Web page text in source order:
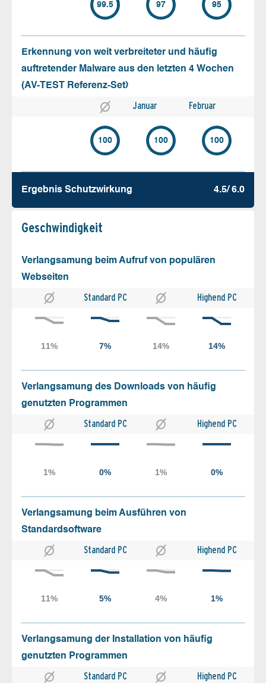
99.5 97 95
Erkennung von weit verbreiteter und häufig
auftretender Malware aus den letzten 4 Wochen
(AV-TEST Referenz-Set)
Januar Februar
100 100 100
Ergebnis Schutz­wirkung 4.5/ 6.0
Geschw­indigkeit
Verlangsamung beim Aufruf von populären
Webseiten
Standard PC Highend PC
Verlangsamung des Downloads von häufig
genutzten Programmen
Standard PC Highend PC
Verlangsamung beim Ausführen von
Standardsoftware
Standard PC Highend PC
Verlangsamung der Installation von häufig
genutzten Programmen
Standard PC Highend PC